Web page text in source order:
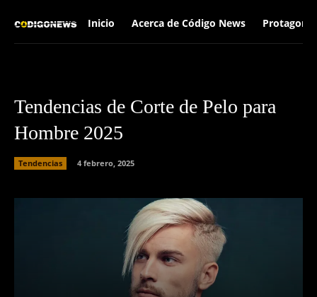
Inicio Acerca de Código News
Tendencias de Corte de Pelo para
Hombre 2025
Tendencias 4 febrero, 2025